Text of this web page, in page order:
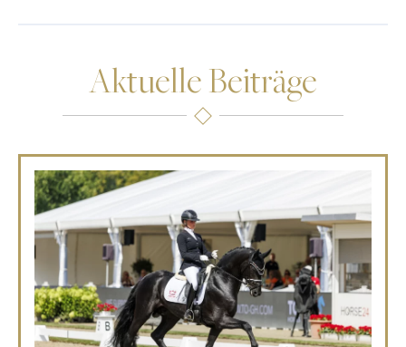
Aktuelle Beiträge